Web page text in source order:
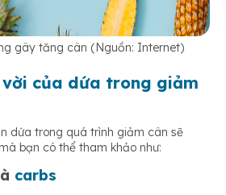
gây tăng cân (Nguồn: Internet)
của dứa trong giảm
dứa trong quá trình giảm cân sẽ
bạn có thể tham khảo như:
carbs